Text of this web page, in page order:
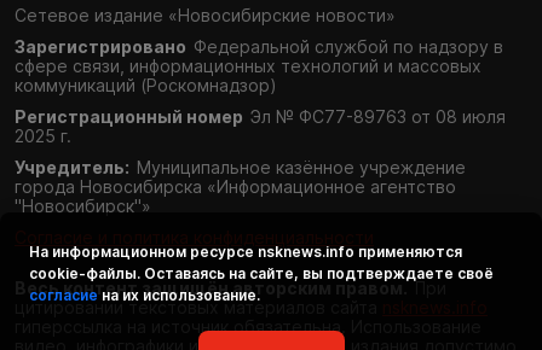
Сетевое издание «Новосибирские новости»
Зарегистрировано Федеральной службой по надзору в
сфере связи, информационных технологий и массовых
коммуникаций (Роскомнадзор)
Регистрационный номер Эл № ФС77-89763 от 08 июля
2025 г.
Учредитель: Муниципальное казённое учреждение
города Новосибирска «Информационное агентство
"Новосибирск"»
Весь контент защищён авторским правом. При
цитировании текстовых материалов сайта
гиперссылка на источник обязательна. Использование
видео, инфографики и фотоматериалов издания допустимо
На информационном ресурсе nsknews.info применяются
cookie-файлы. Оставаясь на сайте, вы подтверждаете своё
согласие на их использование.